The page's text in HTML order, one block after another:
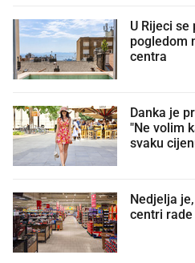
U Rijeci
pogledom
centra
Danka je
"Ne volim
svaku
Nedjelja
centri rade